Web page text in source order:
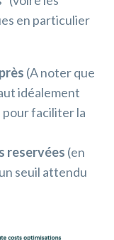
en particulier
(A noter que
idéalement
pour faciliter la
reservées (en
seuil attendu